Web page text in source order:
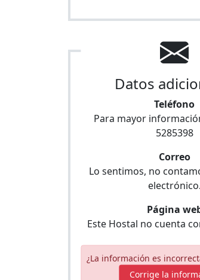
Datos
Teléfono
Para mayor
5285398
Correo
Lo sentimos, no
electrónico.
Página
Este Hostal no cuenta
¿La información es
Corrige la